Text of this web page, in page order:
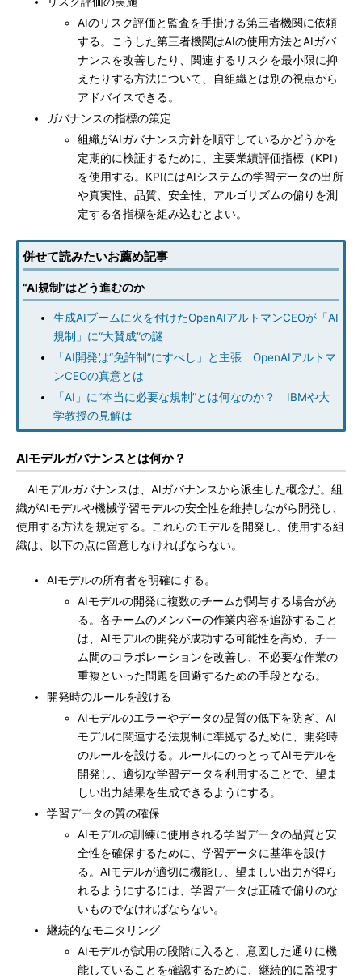
AIのリスク評価と監査を手掛ける第三者機関に依頼
する。こうした第三者機関はAIの使用方法とAIガバ
ナンスを改善したり、関連するリスクを最小限に抑
えたりする方法について、自組織とは別の視点から
アドバイスできる。
ガバナンスの指標の策定
組織がAIガバナンス方針を順守しているかどうかを
定期的に検証するために、主要業績評価指標（KPI）
を使用する。KPIにはAIシステムの学習データの出所
や真実性、品質、安全性、アルゴリズムの偏りを測
定する各指標を組み込むとよい。
併せて読みたいお薦め記事
“AI規制”はどう進むのか
生成AIブームに火を付けたOpenAIアルトマンCEOが「AI
規制」に“大賛成”の謎
「AI開発は“免許制”にすべし」と主張 OpenAIアルトマ
ンCEOの真意とは
「AI」に“本当に必要な規制”とは何なのか？ IBMや大
学教授の見解は
AIモデルガバナンスとは何か？
AIモデルガバナンスは、AIガバナンスから派生した概念だ。組
織がAIモデルや機械学習モデルの安全性を維持しながら開発し、
使用する方法を規定する。これらのモデルを開発し、使用する組
織は、以下の点に留意しなければならない。
AIモデルの所有者を明確にする。
AIモデルの開発に複数のチームが関与する場合があ
る。各チームのメンバーの作業内容を追跡すること
は、AIモデルの開発が成功する可能性を高め、チー
ム間のコラボレーションを改善し、不必要な作業の
重複といった問題を回避するための手段となる。
開発時のルールを設ける
AIモデルのエラーやデータの品質の低下を防ぎ、AI
モデルに関連する法規制に準拠するために、開発時
のルールを設ける。ルールにのっとってAIモデルを
開発し、適切な学習データを利用することで、望ま
しい出力結果を生成できるようにする。
学習データの質の確保
AIモデルの訓練に使用される学習データの品質と安
全性を確保するために、学習データに基準を設け
る。AIモデルが適切に機能し、望ましい出力が得ら
れるようにするには、学習データは正確で偏りのな
いものでなければならない。
継続的なモニタリング
AIモデルが試用の段階に入ると、意図した通りに機
能していることを確認するために、継続的に監視す